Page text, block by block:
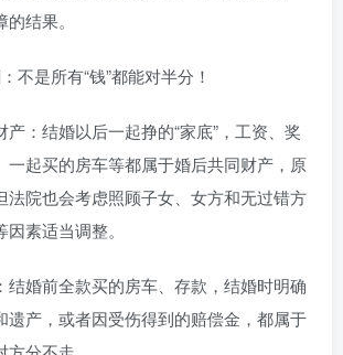
结果。
是所有“钱”都能对半分！
：结婚以后一起挣的“家底”，工资、奖
一起买的房车等都属于婚后共同财产，原
法院也会考虑照顾子女、女方和无过错方
素适当调整。
婚前全款买的房车、存款，结婚时明确
遗产，或者因受伤得到的赔偿金，都属于